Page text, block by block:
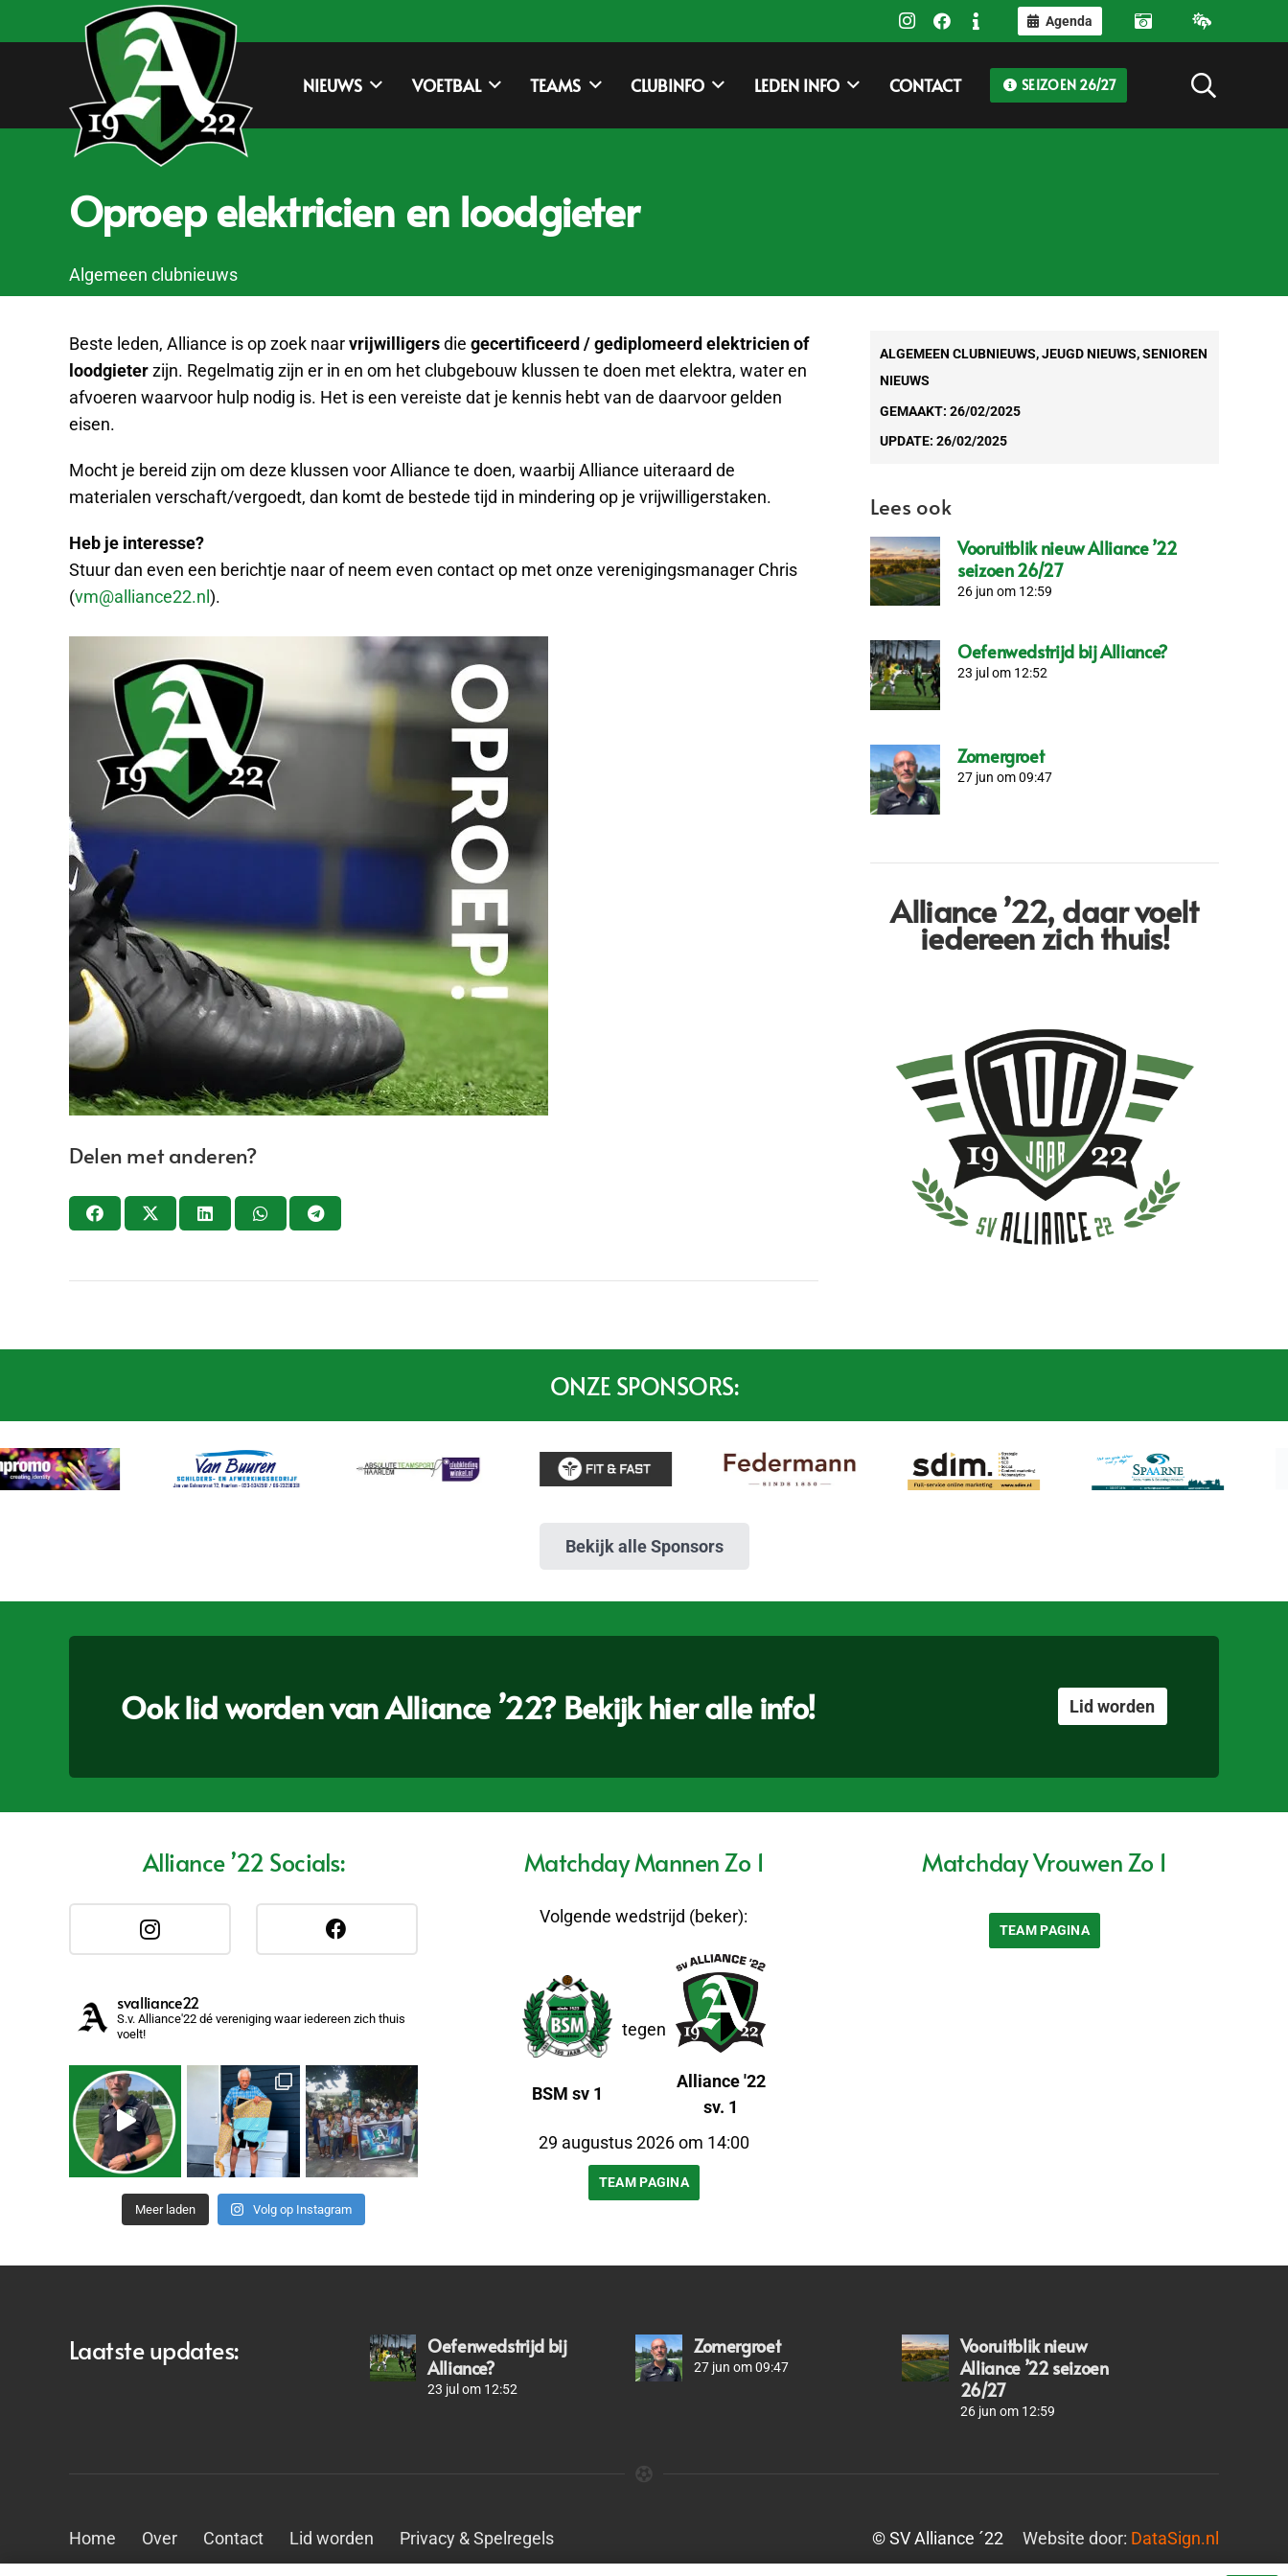
Agenda
NIEUWS VOETBAL TEAMS CLUBINFO LEDEN INFO CONTACT SEIZOEN 26/27
Oproep elektricien en loodgieter
Algemeen clubnieuws
Beste leden, Alliance is op zoek naarvrijwilligersdie gecertificeerd / gediplomeerd elektricien of
loodgieterzijn. Regelmatig zijn er in en om het clubgebouw klussen te doen met elektra, water en
afvoeren waarvoor hulp nodig is. Het is een vereiste dat je kennis hebt van de daarvoor gelden
eisen.
Mocht je bereid zijn om deze klussen voor Alliance te doen, waarbij Alliance uiteraard de
materialen verschaft/vergoedt, dan komt de bestede tijd in mindering op je vrijwilligerstaken.
Heb je interesse?
Stuur dan even een berichtje naar of neem even contact op met onze verenigingsmanager Chris
(vm@alliance22.nl ).
Delen met anderen?
ALGEMEEN CLUBNIEUWS,JEUGD NIEUWS,SENIOREN
NIEUWS
GEMAAKT: 26/02/2025
UPDATE: 26/02/2025
Lees ook
Vooruitblik nieuw Alliance ’22
seizoen 26/27
26 jun om 12:59
Oefenwedstrijd bij Alliance?
23 jul om 12:52
Zomergroet
27 jun om 09:47
Alliance ’22, daar voelt
iedereen zich thuis!
ONZE SPONSORS:
Bekijk alle Sponsors
Ook lid worden van Alliance ’22? Bekijk hier alle info! Lid worden
Alliance ’22 Socials:
svalliance22
S.v. Alliance'22 dé vereniging waar iedereen zich thuis
voelt!
Meer laden Volg op Instagram
Matchday Mannen Zo 1
Volgende wedstrijd (beker):
BSM sv 1
tegen
Alliance '22
sv. 1
29 augustus 2026 om 14:00
TEAM PAGINA
Matchday Vrouwen Zo 1
TEAM PAGINA
Laatste updates:
Oefenwedstrijd bij
Alliance?
23 jul om 12:52
Zomergroet
27 jun om 09:47
Vooruitblik nieuw
Alliance ’22 seizoen
26/27
26 jun om 12:59
Home Over Contact Lid worden Privacy & Spelregels © SV Alliance ´22 Website door: DataSign.nl